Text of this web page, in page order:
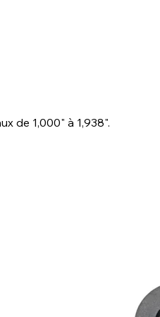
de 1,000" à 1,938".